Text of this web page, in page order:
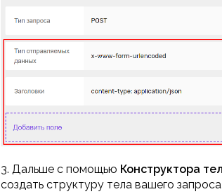
3. Дальше с помощью Конструктора
создать структуру тела вашего запроса